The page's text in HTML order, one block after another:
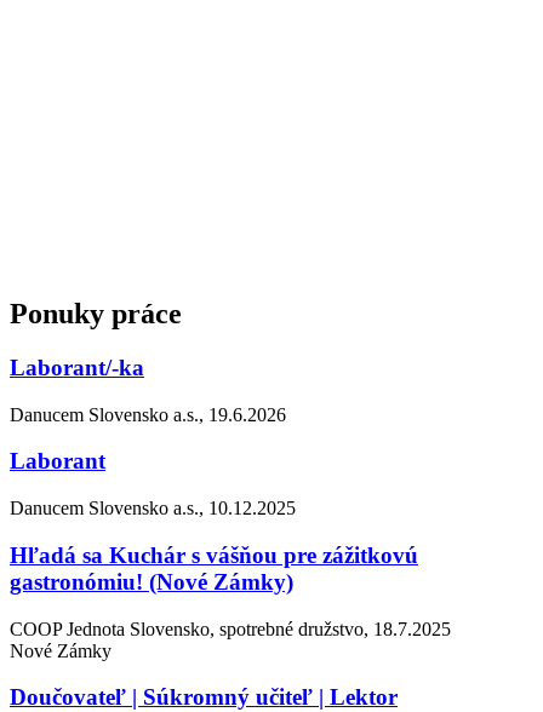
Ponuky práce
Laborant/-ka
Danucem Slovensko a.s., 19.6.2026
Laborant
Danucem Slovensko a.s., 10.12.2025
Hľadá sa Kuchár s vášňou pre zážitkovú
gastronómiu! (Nové Zámky)
COOP Jednota Slovensko, spotrebné družstvo, 18.7.2025
Nové Zámky
Doučovateľ | Súkromný učiteľ | Lektor